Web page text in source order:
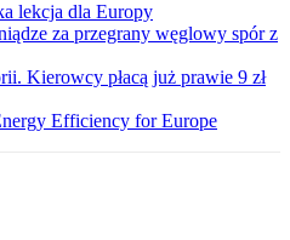
lekcja dla Europy
za przegrany węglowy spór z
Kierowcy płacą już prawie 9 zł
Efficiency for Europe